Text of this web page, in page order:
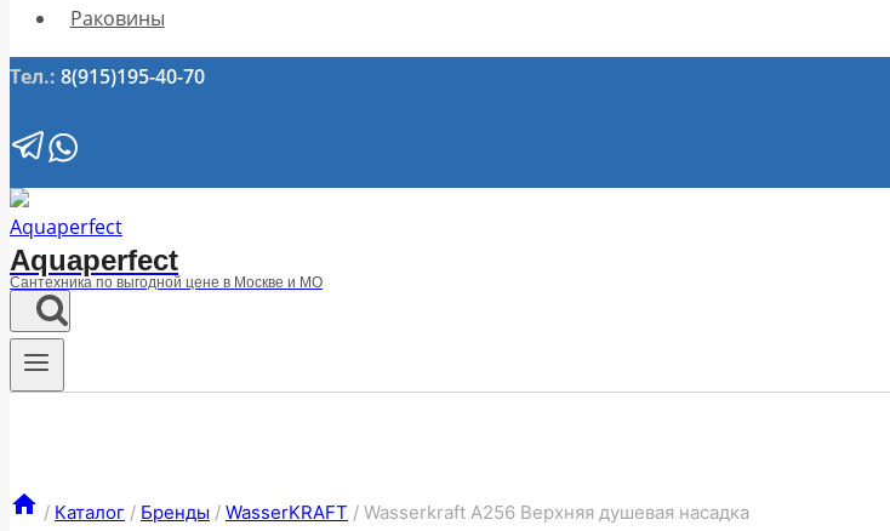
Раковины
Тел.: 8(915)195-40-70
Aquaperfect
Сантехника по выгодной цене в Москве и МО
/ Каталог / Бренды / WasserKRAFT / Wasserkraft A256 Верхняя душевая насадка